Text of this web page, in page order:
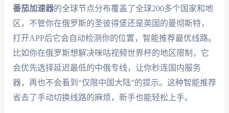
番茄加速器的全球节点分布覆盖了全球200多个国家和地
区，不管你在俄罗斯的圣彼得堡还是英国的曼彻斯特，
打开APP后它会自动检测你的位置，智能推荐最优线路。
比如你在俄罗斯想解决咪咕视频世界杯的地区限制，它
会优先选择延迟最低的中俄专线，让你秒连国内服务
器，再也不会看到“仅限中国大陆”的提示。这种智能推荐
省去了手动切换线路的麻烦，新手也能轻松上手。